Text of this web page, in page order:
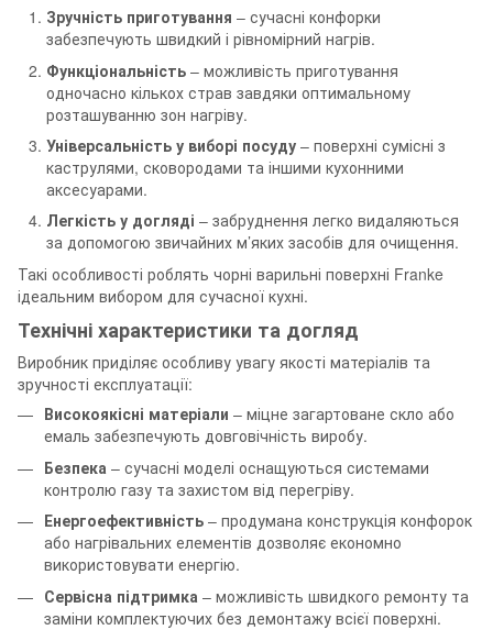
Зручність приготування – сучасні конфорки
забезпечують швидкий і рівномірний нагрів.
Функціональність – можливість приготування
одночасно кількох страв завдяки оптимальному
розташуванню зон нагріву.
Універсальність у виборі посуду – поверхні сумісні з
каструлями, сковородами та іншими кухонними
аксесуарами.
Легкість у догляді – забруднення легко видаляються
за допомогою звичайних м’яких засобів для очищення.
Такі особливості роблять чорні варильні поверхні Franke
ідеальним вибором для сучасної кухні.
Технічні характеристики та догляд
Виробник приділяє особливу увагу якості матеріалів та
зручності експлуатації:
Високоякісні матеріали – міцне загартоване скло або
емаль забезпечують довговічність виробу.
Безпека – сучасні моделі оснащуються системами
контролю газу та захистом від перегріву.
Енергоефективність – продумана конструкція конфорок
або нагрівальних елементів дозволяє економно
використовувати енергію.
Сервісна підтримка – можливість швидкого ремонту та
заміни комплектуючих без демонтажу всієї поверхні.